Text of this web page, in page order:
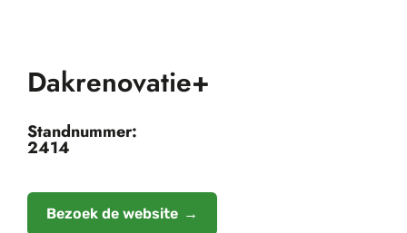
Dakrenovatie+
Standnummer:
2414
Bezoek de website